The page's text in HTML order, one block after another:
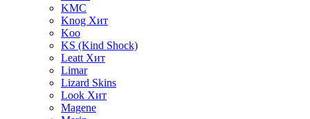
KMC
Knog Хит
Koo
KS (Kind Shock)
Leatt Хит
Limar
Lizard Skins
Look Хит
Magene